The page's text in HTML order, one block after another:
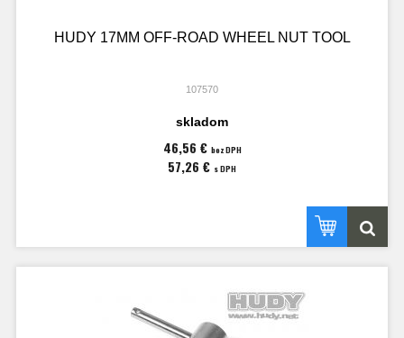
HUDY 17MM OFF-ROAD WHEEL NUT TOOL
107570
skladom
46,56 € bez DPH
57,26 € s DPH